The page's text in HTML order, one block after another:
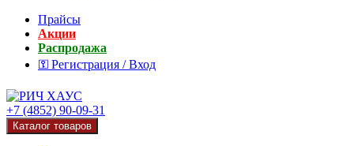
Прайсы
Акции
Распродажа
⚿ Регистрация / Вход
+7 (4852) 90-09-31
Каталог товаров